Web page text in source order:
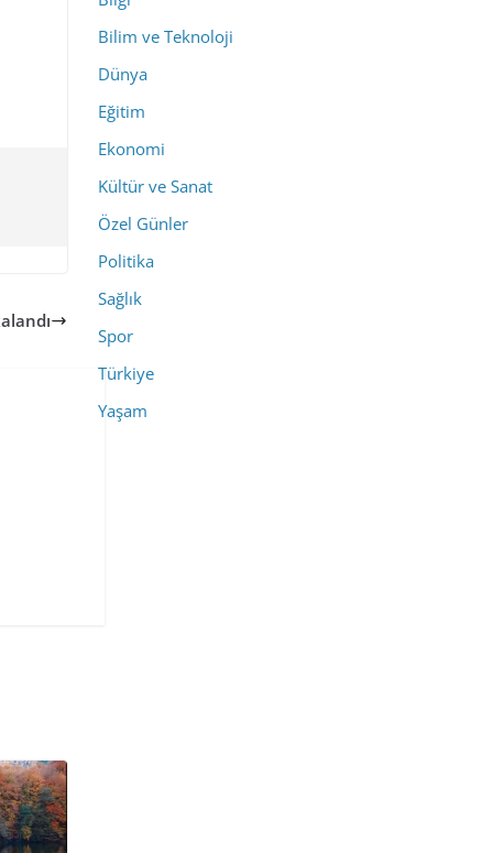
Bilim ve Teknoloji
Dünya
Eğitim
Ekonomi
Kültür ve Sanat
Özel Günler
Politika
Sağlık
Spor
Türkiye
Yaşam